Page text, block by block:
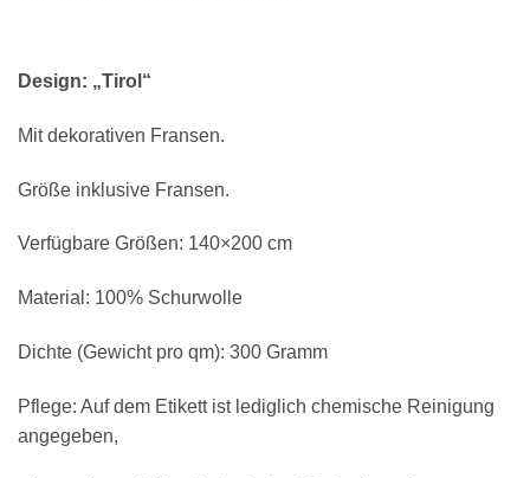
Design: „Tirol“
Mit dekorativen Fransen.
Größe inklusive Fransen.
Verfügbare Größen: 140×200 cm
Material: 100% Schurwolle
Dichte (Gewicht pro qm): 300 Gramm
Pflege: Auf dem Etikett ist lediglich chemische Reinigung
angegeben,